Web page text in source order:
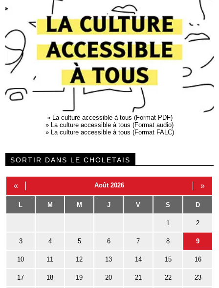
» La culture accessible à tous (Format PDF)
» La culture accessible à tous (Format audio)
» La culture accessible à tous (Format FALC)
SORTIR DANS LE CHOLETAIS
« Août 2026 »
L M M J V S D
1 2
3 4 5 6 7 8 9
10 11 12 13 14 15 16
17 18 19 20 21 22 23